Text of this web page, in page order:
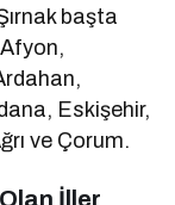
başta
Eskişehir,
ve Çorum.
İller